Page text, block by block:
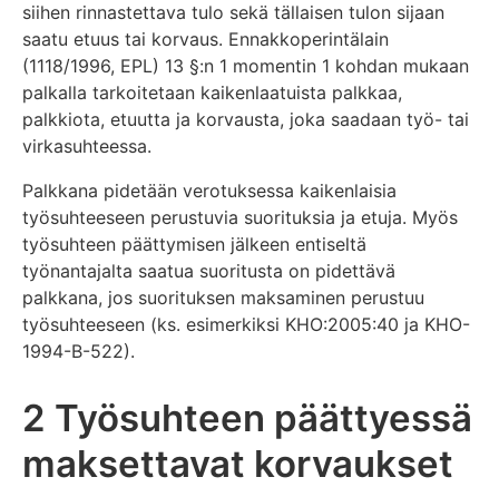
siihen rinnastettava tulo sekä tällaisen tulon sijaan
saatu etuus tai korvaus. Ennakkoperintälain
(1118/1996, EPL) 13 §:n 1 momentin 1 kohdan mukaan
palkalla tarkoitetaan kaikenlaatuista palkkaa,
palkkiota, etuutta ja korvausta, joka saadaan työ- tai
virkasuhteessa.
Palkkana pidetään verotuksessa kaikenlaisia
työsuhteeseen perustuvia suorituksia ja etuja. Myös
työsuhteen päättymisen jälkeen entiseltä
työnantajalta saatua suoritusta on pidettävä
palkkana, jos suorituksen maksaminen perustuu
työsuhteeseen (ks. esimerkiksi KHO:2005:40 ja KHO-
1994-B-522).
2 Työsuhteen päättyessä
maksettavat korvaukset